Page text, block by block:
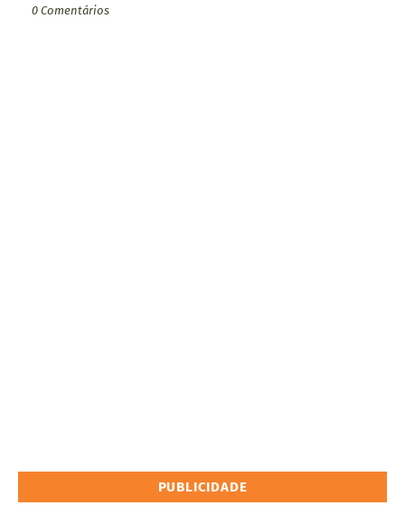
0 Comentários
PUBLICIDADE